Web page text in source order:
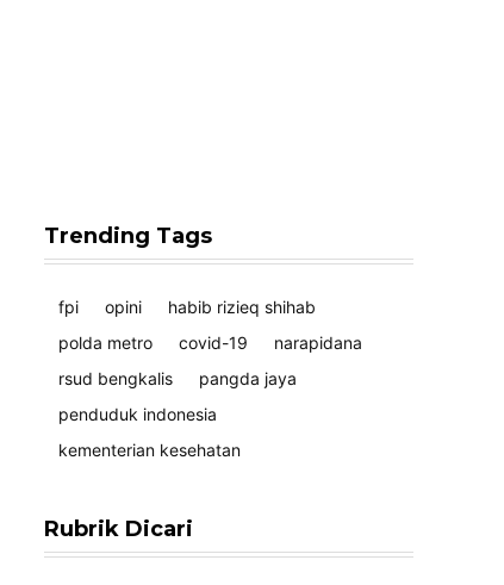
Trending Tags
fpi opini
habib rizieq shihab
polda metro
covid-19
narapidana
rsud bengkalis
pangda jaya
penduduk indonesia
kementerian kesehatan
Rubrik Dicari